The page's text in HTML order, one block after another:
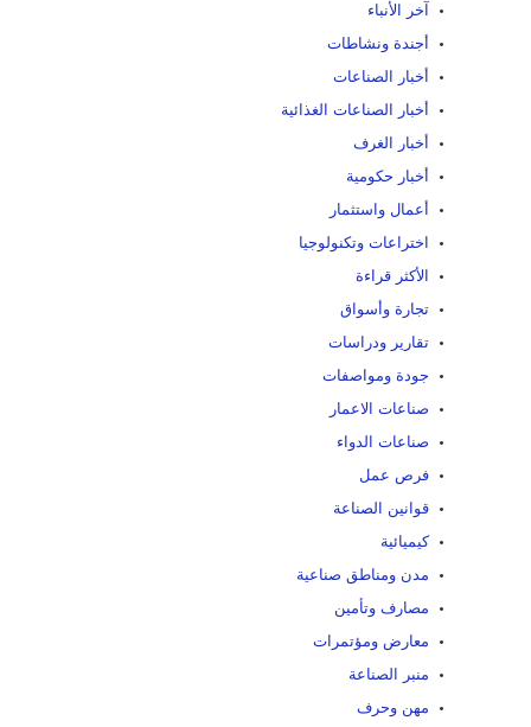
آخر الأنباء
أجندة ونشاطات
أخبار الصناعات
أخبار الصناعات الغذائية
أخبار الغرف
أخبار حكومية
أعمال واستثمار
اختراعات وتكنولوجيا
الأكثر قراءة
تجارة وأسواق
تقارير ودراسات
جودة ومواصفات
صناعات الاعمار
صناعات الدواء
فرص عمل
قوانين الصناعة
كيميائية
مدن ومناطق صناعية
مصارف وتأمين
معارض ومؤتمرات
منبر الصناعة
مهن وحرف